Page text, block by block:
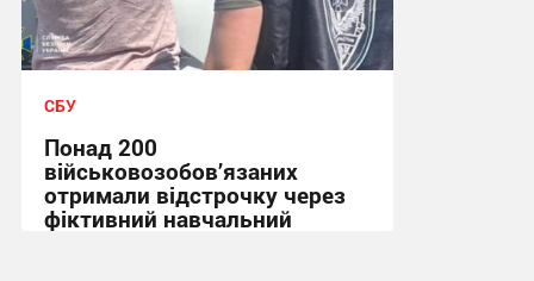
СБУ
Понад 200
військовозобов’язаних
отримали відстрочку через
фіктивний навчальний